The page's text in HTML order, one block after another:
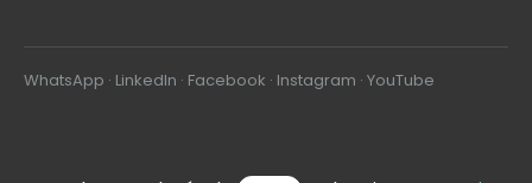
WhatsApp · LinkedIn · Facebook · Instagram · YouTube